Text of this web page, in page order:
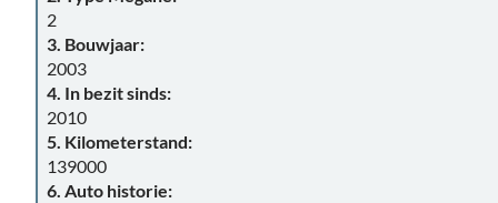
2
3. Bouwjaar:
2003
4. In bezit sinds:
2010
5. Kilometerstand:
139000
6. Auto historie: